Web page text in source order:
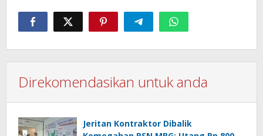
Direkomendasikan untuk anda
Jeritan Kontraktor Dibalik